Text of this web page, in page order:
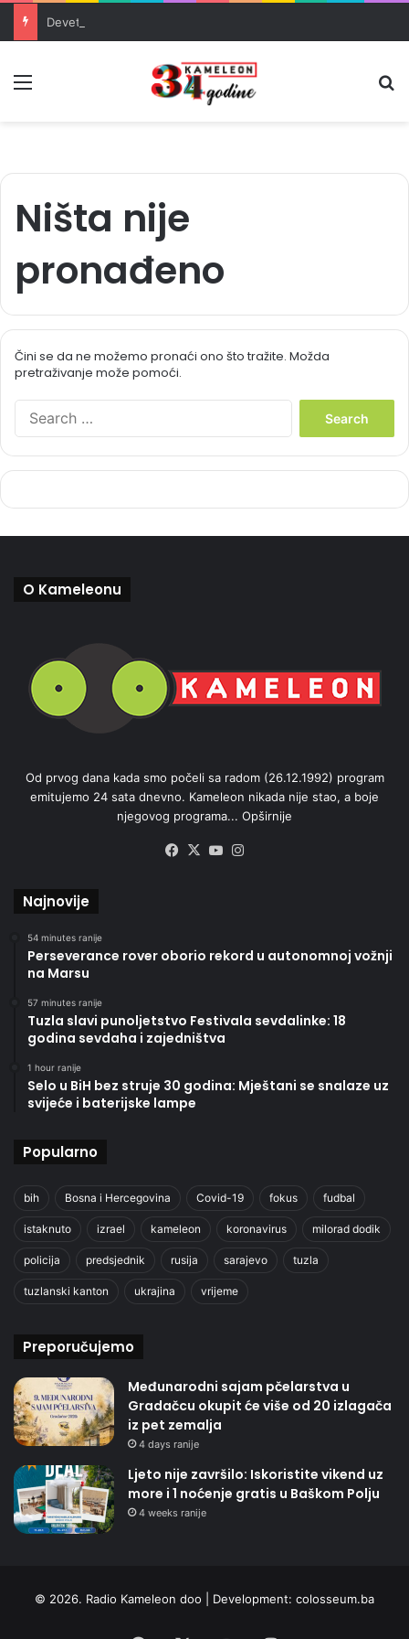
Ništa nije
pronađeno
Čini se da ne možemo pronaći ono što tražite. Možda
pretraživanje može pomoći.
h
O Kameleonu
Od prvog dana kada smo počeli sa radom (26.12.1992) program
emitujemo 24 sata dnevno. Kameleon nikada nije stao, a boje
njegovog programa... Opširnije
Facebook
X YouTube
Najnovije
54 minutes ranije
Perseverance rover oborio rekord u autonomnoj vožnji
na Marsu
57 minutes ranije
Tuzla slavi punoljetstvo Festivala sevdalinke: 18
godina sevdaha i zajedništva
1 hour ranije
Selo u BiH bez struje 30 godina: Mještani se snalaze uz
svijeće i baterijske lampe
Popularno
bih Bosna i Hercegovina Covid-19 fokus fudbal
istaknuto izrael kameleon koronavirus milorad dodik
policija predsjednik rusija sarajevo tuzla
tuzlanski kanton ukrajina vrijeme
Preporučujemo
Međunarodni sajam pčelarstva u
Gradačcu okupit će više od 20 izlagača
iz pet zemalja
4 days ranije
Ljeto nije završilo: Iskoristite vikend uz
more i 1 noćenje gratis u Baškom Polju
4 weeks ranije
© 2026. Radio Kameleon doo | Development: colosseum.ba